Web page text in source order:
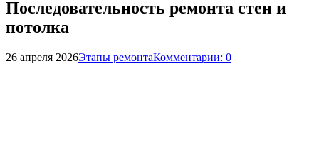
Последовательность ремонта стен и
потолка
26 апреля 2026Этапы ремонтаКомментарии: 0